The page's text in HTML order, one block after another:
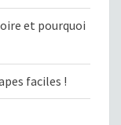
et pourquoi
faciles !